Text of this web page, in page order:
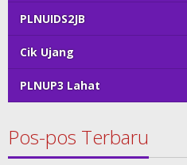
PLNUIDS2JB
Cik Ujang
PLNUP3 Lahat
Pos-pos Terbaru